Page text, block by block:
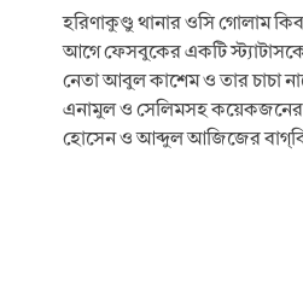
হরিণাকুণ্ডু থানার ওসি গোলাম
আগে ফেসবুকের একটি
নেতা আবুল কা‌শেম ও তার চাচা
এনামুল ও সেলিমসহ কয়েকজনের
হোসেন ও আব্দুল আজিজের